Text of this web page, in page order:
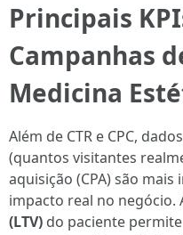
Principais
Campanhas
Medicina
Além de CTR e CPC,
(quantos visitantes
aquisição (CPA) são
impacto real no negócio.
(LTV) do paciente